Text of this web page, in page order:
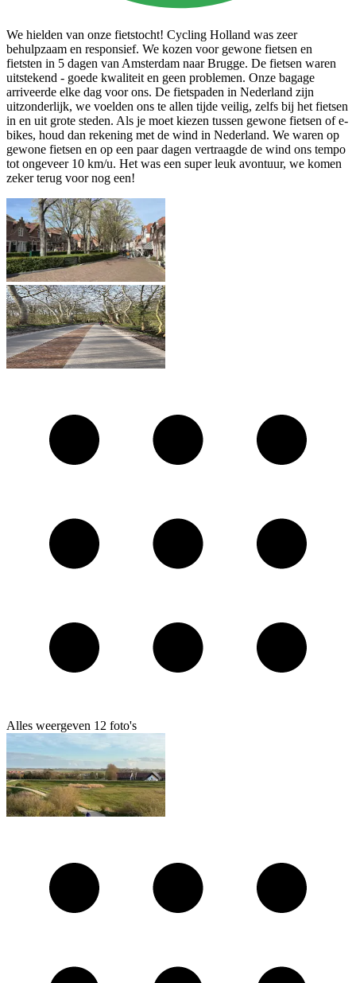
We hielden van onze fietstocht! Cycling Holland was zeer
behulpzaam en responsief. We kozen voor gewone fietsen en
fietsten in 5 dagen van Amsterdam naar Brugge. De fietsen waren
uitstekend - goede kwaliteit en geen problemen. Onze bagage
arriveerde elke dag voor ons. De fietspaden in Nederland zijn
uitzonderlijk, we voelden ons te allen tijde veilig, zelfs bij het fietsen
in en uit grote steden. Als je moet kiezen tussen gewone fietsen of e-
bikes, houd dan rekening met de wind in Nederland. We waren op
gewone fietsen en op een paar dagen vertraagde de wind ons tempo
tot ongeveer 10 km/u. Het was een super leuk avontuur, we komen
zeker terug voor nog een!
Alles weergeven 12 foto's